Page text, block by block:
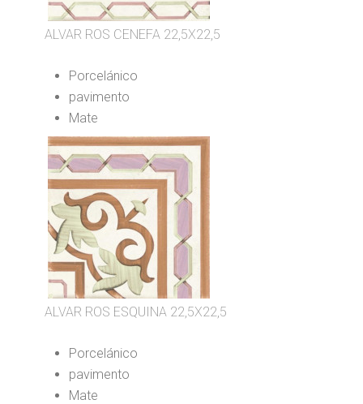
ALVAR ROS CENEFA 22,5X22,5
Porcelánico
pavimento
Mate
ALVAR ROS ESQUINA 22,5X22,5
Porcelánico
pavimento
Mate